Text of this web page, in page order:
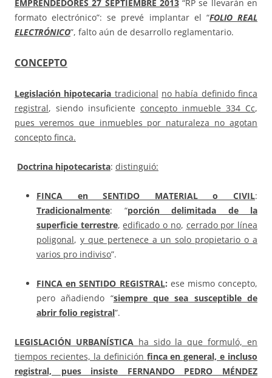
EMPRENDEDORES 27 SEPTIEMBRE 2013“RP se llevarán en
formato electrónico”: se prevé implantar el “FOLIO REAL
ELECTRÓNICO”, falto aún de desarrollo reglamentario.
CONCEPTO
Legislación hipotecaria tradicional no había definido finca
registral, siendo insuficiente concepto inmueble 334 Cc,
pues veremos que inmuebles por naturaleza no agotan
concepto finca.
Doctrina hipotecarista: distinguió:
FINCA enSENTIDO MATERIAL o CIVIL:
Tradicionalmente: “porción delimitada de la
superficie terrestre,edificado o no, cerrado por línea
poligonal, y que pertenece a un solo propietario o a
varios pro indiviso”.
FINCA enSENTIDO REGISTRAL: ese mismo concepto,
pero añadiendo “siempre que sea susceptible de
abrir folio registral”.
LEGISLACIÓN URBANÍSTICA ha sido la que formuló, en
tiempos recientes, la definición finca en general, e incluso
registral, pues insiste FERNANDO PEDRO MÉNDEZ